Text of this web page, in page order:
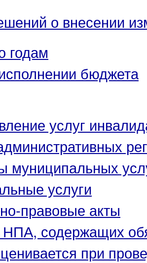
о внесении
годам
бюджета
услуг
муниципальных
услуги
правовые акты
содержащих
при